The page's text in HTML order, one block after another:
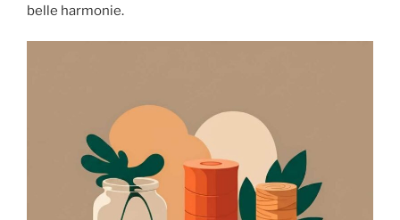
belle harmonie.